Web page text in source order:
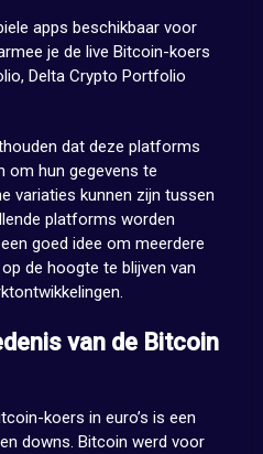
apps beschikbaar voor
je de live Bitcoin-koers
Delta Crypto Portfolio
dat deze platforms
om hun gegevens te
variaties kunnen zijn tussen
platforms worden
goed idee om meerdere
de hoogte te blijven van
van de Bitcoin
koers in euro’s is een
downs. Bitcoin werd voor